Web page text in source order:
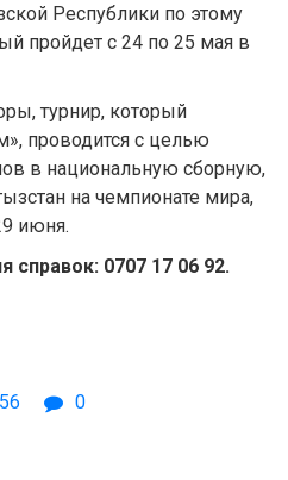
Республики по этому
пройдет с 24 по 25 мая в
турнир, который
проводится с целью
в национальную сборную,
на чемпионате мира,
июня.
справок: 0707 17 06 92.
0